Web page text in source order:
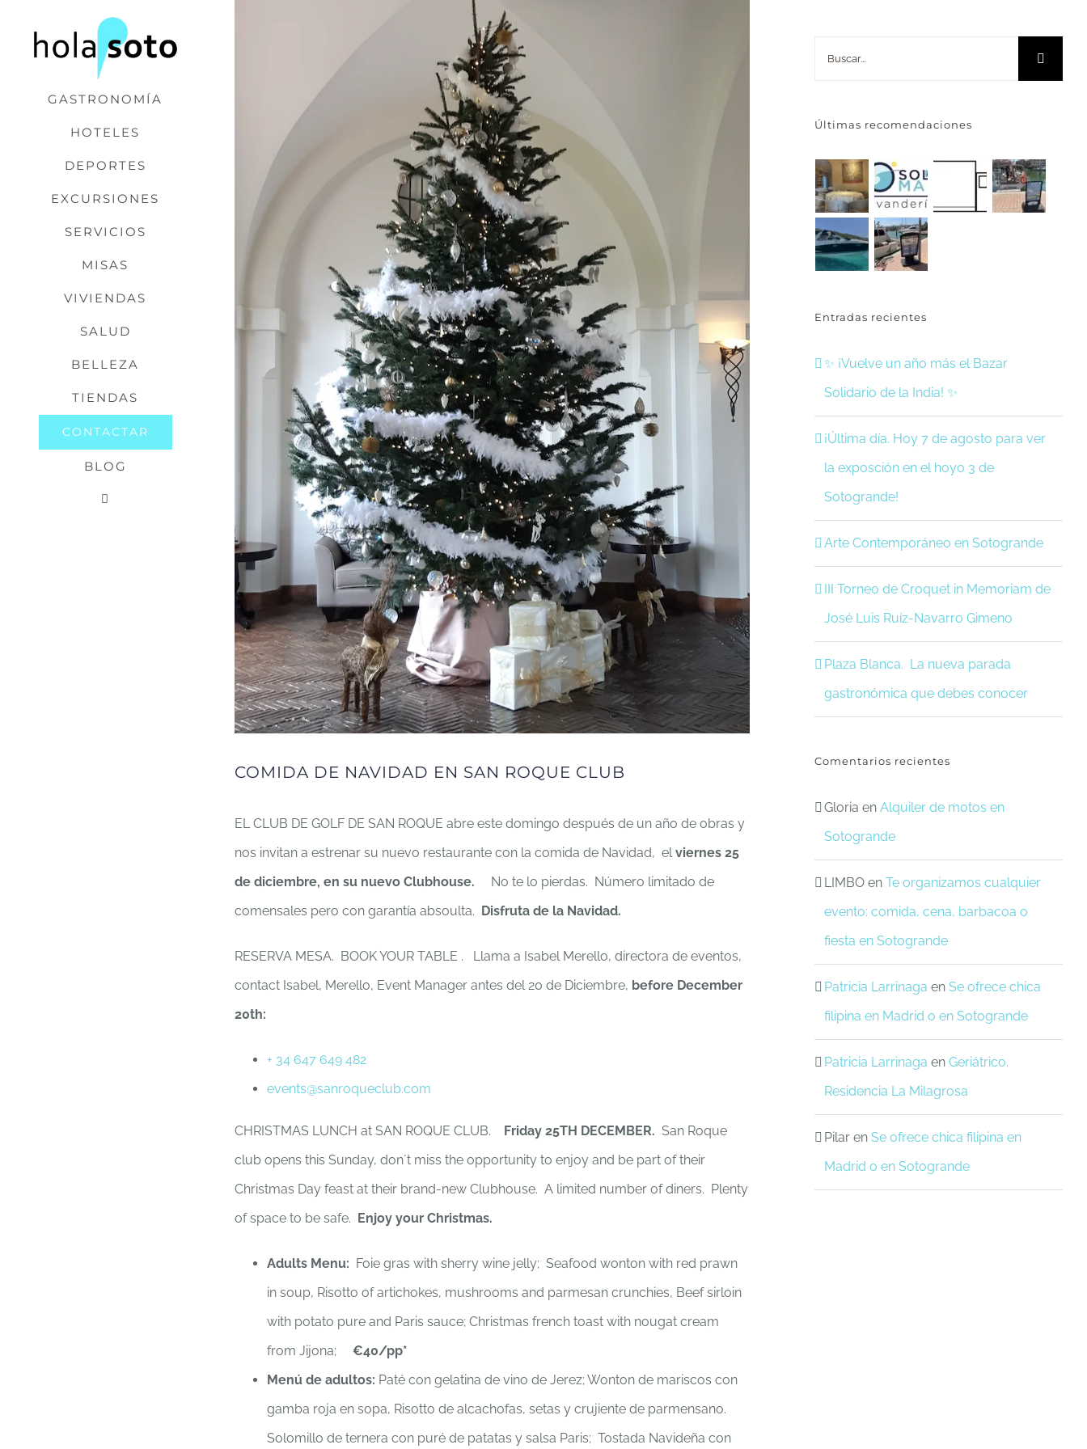
GASTRONOMÍA
HOTELES
DEPORTES
EXCURSIONES
SERVICIOS
MISAS
VIVIENDAS
SALUD
BELLEZA
TIENDAS
CONTACTAR
BLOG
COMIDA DE NAVIDAD EN SAN ROQUE CLUB
EL CLUB DE GOLF DE SAN ROQUE abre este domingo después de un año de obras y
nos invitan a estrenar su nuevo restaurante con la comida de Navidad, el viernes 25
de diciembre, en su nuevo Clubhouse. No te lo pierdas. Número limitado de
comensales pero con garantía absoulta. Disfruta de la Navidad.
RESERVA MESA. BOOK YOUR TABLE . Llama a Isabel Merello, directora de eventos,
contact Isabel, Merello, Event Manager antes del 20 de Diciembre, before December
20th:
+ 34 647 649 482
events@sanroqueclub.com
CHRISTMAS LUNCH at SAN ROQUE CLUB. Friday 25TH DECEMBER. San Roque
club opens this Sunday, don´t miss the opportunity to enjoy and be part of their
Christmas Day feast at their brand-new Clubhouse. A limited number of diners. Plenty
of space to be safe. Enjoy your Christmas.
Adults Menu: Foie gras with sherry wine jelly; Seafood wonton with red prawn
in soup, Risotto of artichokes, mushrooms and parmesan crunchies, Beef sirloin
with potato pure and Paris sauce; Christmas french toast with nougat cream
from Jijona;
€40/pp*
Menú de adultos: Paté con gelatina de vino de Jerez; Wonton de mariscos con
gamba roja en sopa, Risotto de alcachofas, setas y crujiente de parmensano.
Solomillo de ternera con puré de patatas y salsa Paris; Tostada Navideña con
Últimas recomendaciones
Entradas recientes
✨ ¡Vuelve un año más el Bazar
Solidario de la India! ✨
¡Última día. Hoy 7 de agosto para ver
la exposción en el hoyo 3 de
Sotogrande!
Arte Contemporáneo en Sotogrande
III Torneo de Croquet in Memoriam de
José Luis Ruíz-Navarro Gimeno
Plaza Blanca. La nueva parada
gastronómica que debes conocer
Comentarios recientes
Gloria en Alquiler de motos en
Sotogrande
LIMBOen Te organizamos cualquier
evento: comida, cena, barbacoa o
fiesta en Sotogrande
Patricia Larrinaga en Se ofrece chica
filipina en Madrid o en Sotogrande
Patricia Larrinaga en Geriátrico.
Residencia La Milagrosa
Pilaren Se ofrece chica filipina en
Madrid o en Sotogrande